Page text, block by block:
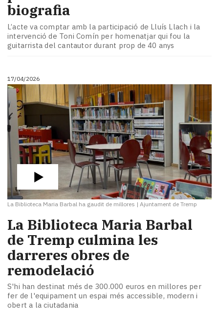
biografia
L’acte va comptar amb la participació de Lluís Llach i la
intervenció de Toni Comín per homenatjar qui fou la
guitarrista del cantautor durant prop de 40 anys
17/04/2026
La Biblioteca Maria Barbal ha gaudit de millores | Ajuntament de Tremp
​La Biblioteca Maria Barbal
de Tremp culmina les
darreres obres de
remodelació
S'hi han destinat més de 300.000 euros en millores per
fer de l'equipament un espai més accessible, modern i
obert a la ciutadania